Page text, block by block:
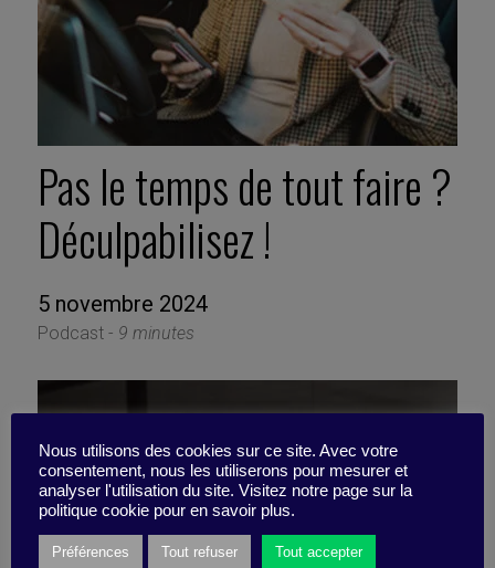
Pas le temps de tout faire ?
Déculpabilisez !
5 novembre 2024
Podcast - 9 minutes
Nous utilisons des cookies sur ce site. Avec votre
consentement, nous les utiliserons pour mesurer et
analyser l'utilisation du site. Visitez notre page sur la
politique cookie pour en savoir plus.
Préférences Tout refuser Tout accepter